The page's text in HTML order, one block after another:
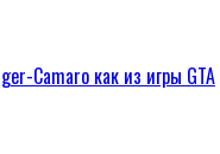
Camaro как из игры GTA